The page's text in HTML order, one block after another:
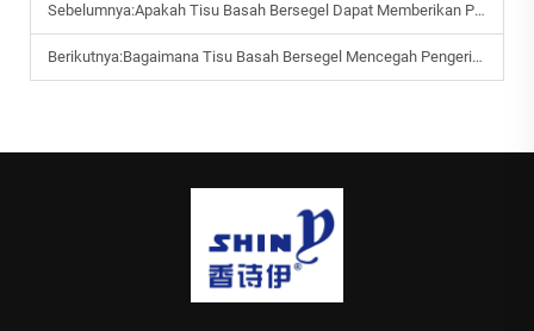
Sebelumnya:Apakah Tisu Basah Bersegel Dapat Memberikan Pembersihan yang Andal Kapan Saja?
Berikutnya:Bagaimana Tisu Basah Bersegel Mencegah Pengeringan dan Menjaga Kelembapan Tetap Terkunci?